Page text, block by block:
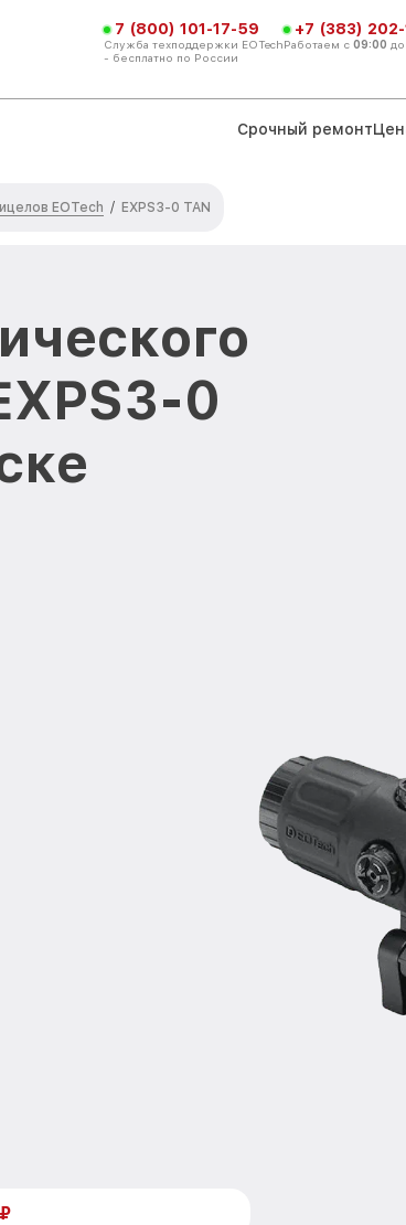
7 (800) 101-17-59
Служба техподдержки EOTech
- бесплатно по России
+7 (383)
Работаем с 09:00 до
Срочный ремонт
EOTech / EXPS3-0 TAN
0